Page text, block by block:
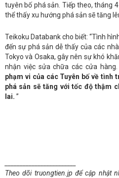
tuyên bố phá sản. Tiếp theo, tháng
thể thấy xu hướng phá sản sẽ tăng
Teikoku Databank cho biết: “Tình
đến sự phá sản dễ thấy của các
Tokyo và Osaka, gây nên sự khó
nhận việc sửa chữa các cửa
phạm vi của các Tuyên bố về tình
phá sản sẽ tăng với tốc độ thậm
lai. ”
Theo dõi truongtien.jp để cập nhật